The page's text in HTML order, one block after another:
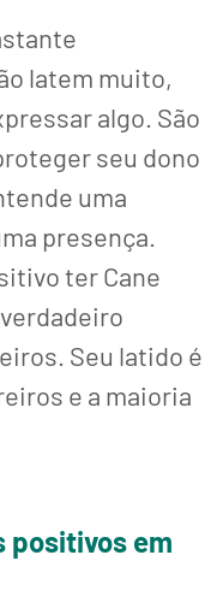
latem muito,
algo. São
seu dono
uma
presença.
ter Cane
Seu latido é
e a maioria
positivos em